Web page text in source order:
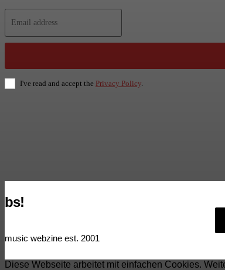
I've read and accept the Privacy Policy.
bs!
music webzine est. 2001
Diese Webseite arbeitet mit einfachen Cookies.